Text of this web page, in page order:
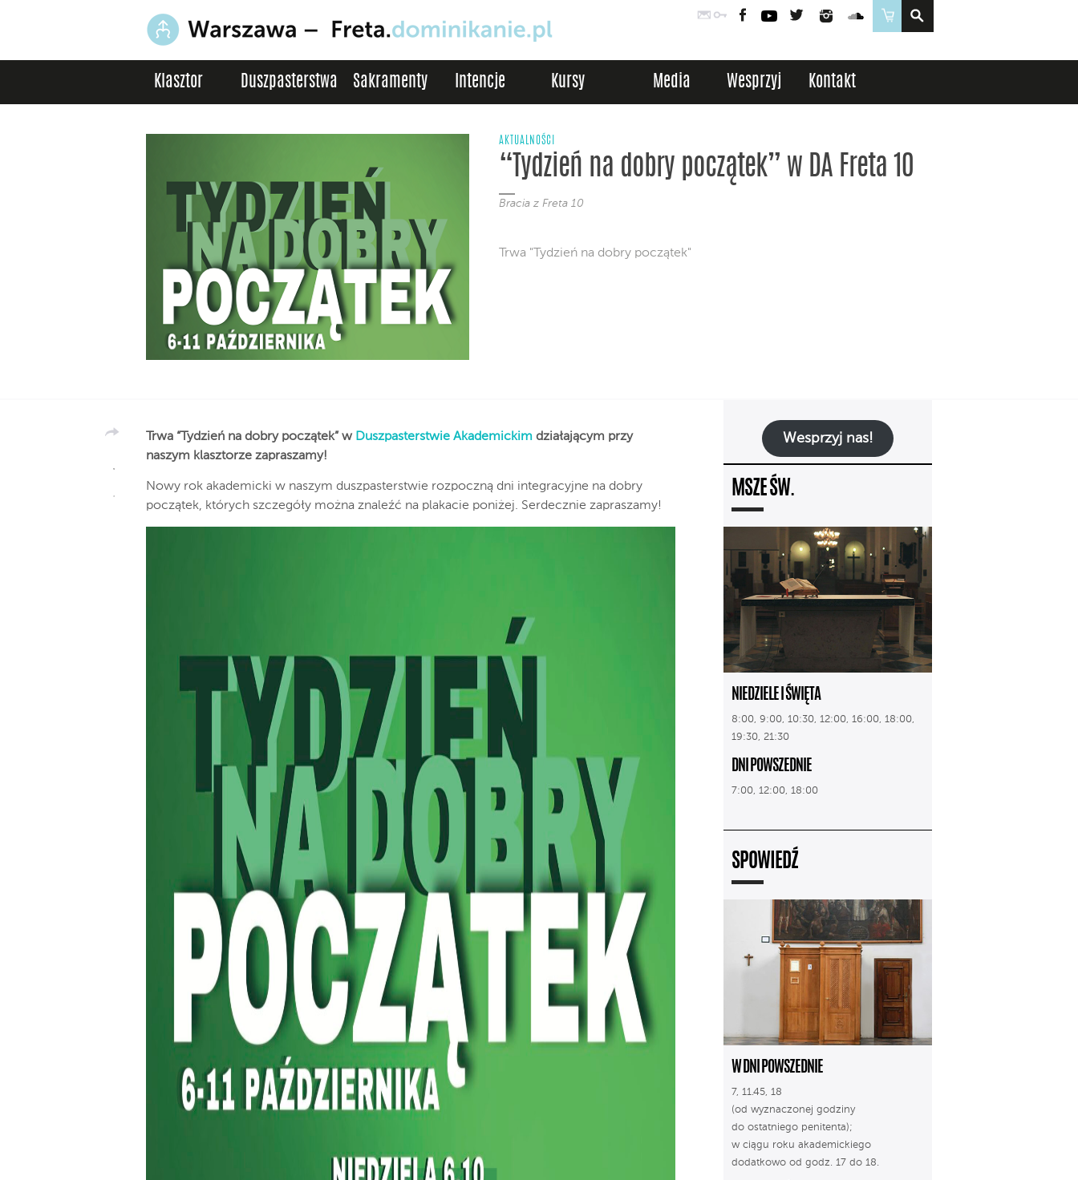
PocztaLogowanie
FacebookYouTubeTwitter InstagramSoundCloud
Sklep
Klasztor Duszpasterstwa Sakramenty Intencje Kursy Media Wesprzyj Kontakt
AKTUALNOŚCI
“Tydzień na dobry początek” w DA Freta 10
Bracia z Freta 10
Trwa "Tydzień na dobry początek"
Trwa “Tydzień na dobry początek” w Duszpasterstwie Akademickim działającym przy
naszym klasztorze zapraszamy!
Nowy rok akademicki w naszym duszpasterstwie rozpoczną dni integracyjne na dobry
początek, których szczegóły można znaleźć na plakacie poniżej. Serdecznie zapraszamy!
Wesprzyj nas!
MSZE ŚW.
NIEDZIELE I ŚWIĘTA
8:00, 9:00, 10:30, 12:00, 16:00, 18:00,
19:30, 21:30
DNI POWSZEDNIE
7:00, 12:00, 18:00
SPOWIEDŹ
W DNI POWSZEDNIE
7, 11.45, 18
(od wyznaczonej godziny
do ostatniego penitenta);
w ciągu roku akademickiego
dodatkowo od godz. 17 do 18.